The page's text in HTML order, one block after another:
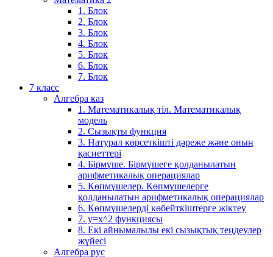
1. Блок
2. Блок
3. Блок
4. Блок
5. Блок
6. Блок
7. Блок
7 класс
Алгебра каз
1. Математикалық тіл. Математикалық
модель
2. Сызықты функция
3. Натурал көрсеткішті дәреже және оның
қасиеттері
4. Бірмүше. Бірмүшеге қолданылатын
арифметикалық операциялар
5. Көпмүшелер. Көпмүшелерге
қолданылатын арифметикалық операциялар
6. Көпмүшелерді көбейткіштерге жіктеу
7. у=х^2 функциясы
8. Екі айнымалылы екі сызықтық теңдеулер
жүйесі
Алгебра рус